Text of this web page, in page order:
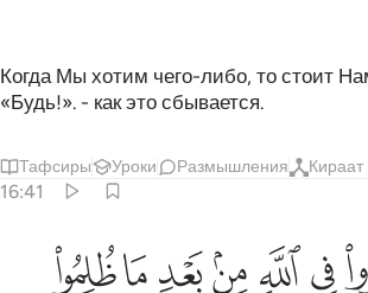
Когда Мы хотим чего-либо, то стоит
«Будь!». - как это сбывается.
Тафсиры Уроки Размышления Кираат
16:41
بعد ما ظلموا لنبوينهم في الدنيا حسنة ولاجر
مِنۢ بَعْدِ مَا ظُلِمُوا۟ لَنُبَوِّئَنَّهُمْ فِى ٱلدُّنْيَا
ﳀﳁﳂﳃﳄﳅ